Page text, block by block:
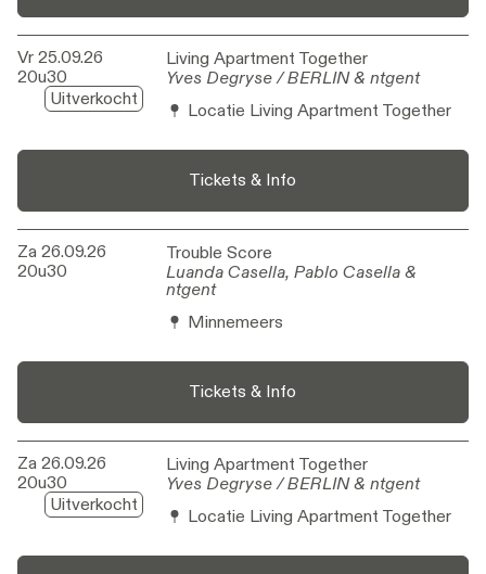
Vr 25.09.26
20u30
Living Apartment Together
Living Apartment Together
Yves Degryse / BERLIN & ntgent
Yves Degryse / BERLIN & ntgent
Locatie Living Apartment Together
Uitverkocht
Tickets & Info
Za 26.09.26
20u30
Trouble Score
Trouble Score
Luanda Casella, Pablo Casella &
ntgent
Luanda Casella, Pablo Casella &
ntgent
Minnemeers
Tickets & Info
Za 26.09.26
20u30
Living Apartment Together
Living Apartment Together
Yves Degryse / BERLIN & ntgent
Yves Degryse / BERLIN & ntgent
Locatie Living Apartment Together
Uitverkocht